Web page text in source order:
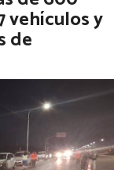
vehículos y
de